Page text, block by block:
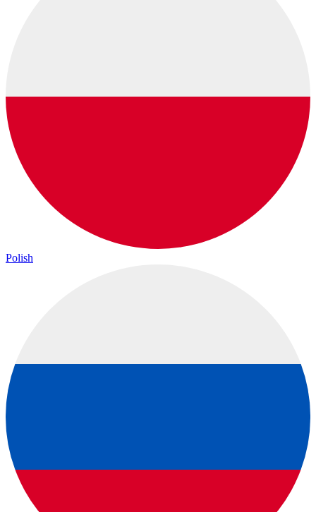
Polish